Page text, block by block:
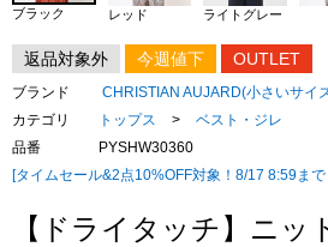
ブラック レッド ライトグレー
返品対象外 今週値下 OUTLET
ブランド
CHRISTIAN AUJARD(小さいサイ
カテゴリ
トップス >
ベスト・ジレ
品番
PYSHW30360
[タイムセール&2点10%OFF対象！8/17 8:59ま
【ドライタッチ】ニッ